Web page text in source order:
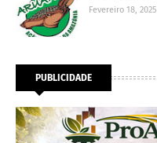
Fevereiro 18, 2025
PUBLICIDADE